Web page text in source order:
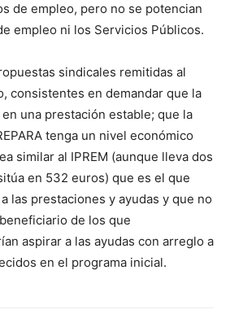
de empleo, pero no se potencian
empleo ni los Servicios Públicos.
sindicales remitidas al
consistentes en demandar que la
una prestación estable; que la
tenga un nivel económico
similar al IPREM (aunque lleva dos
en 532 euros) que es el que
las prestaciones y ayudas y que no
de los que
aspirar a las ayudas con arreglo a
en el programa inicial.